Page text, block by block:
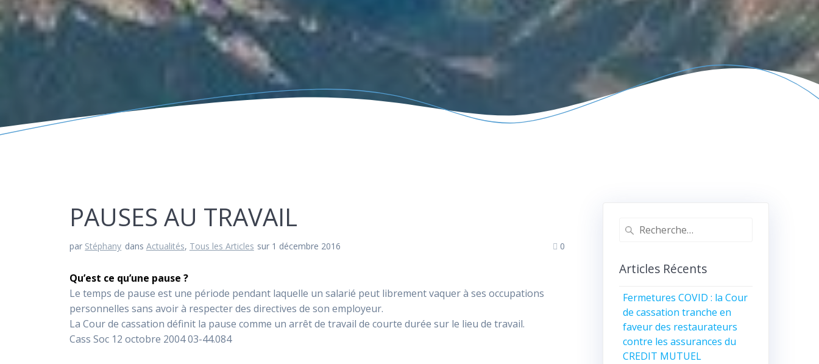
PAUSES AU TRAVAIL
par Stéphany dans Actualités, Tous les Articles sur 1 décembre 2016 0
Qu’est ce qu’une pause ?
Le temps de pause est une période pendant laquelle un salarié peut librement vaquer à ses occupations
personnelles sans avoir à respecter des directives de son employeur.
La Cour de cassation définit la pause comme un arrêt de travail de courte durée sur le lieu de travail.
Cass Soc 12 octobre 2004 03-44.084
Articles Récents
Fermetures COVID : la Cour
de cassation tranche en
faveur des restaurateurs
contre les assurances du
CREDIT MUTUEL